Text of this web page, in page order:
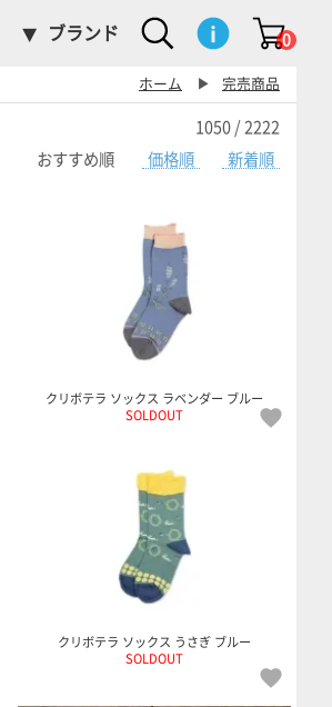
ブランド 0
ホーム ▶ 完売商品
1050 / 2222
おすすめ順
価格順 新着順
クリボテラ ソックス ラベンダー ブルー
SOLDOUT
クリボテラ ソックス うさぎ ブルー
SOLDOUT